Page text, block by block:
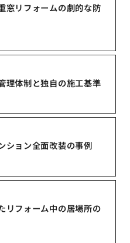
窓リフォームの劇的な防
理体制と独自の施工基準
ション全面改装の事例
リフォーム中の居場所の